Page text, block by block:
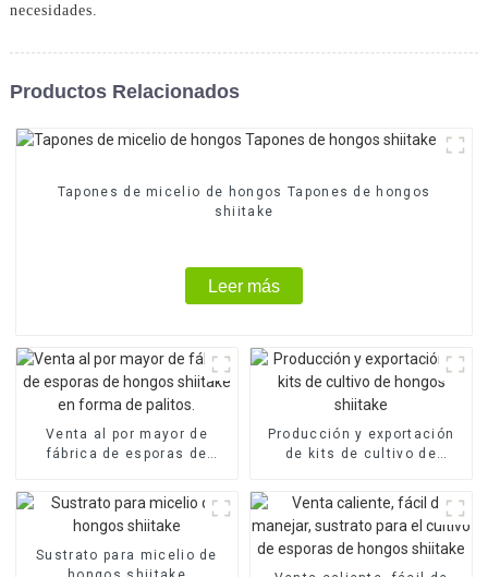
necesidades.
Productos Relacionados
Tapones de micelio de hongos Tapones de hongos
shiitake
Leer más
Venta al por mayor de
fábrica de esporas de
Producción y exportación
de kits de cultivo de
Sustrato para micelio de